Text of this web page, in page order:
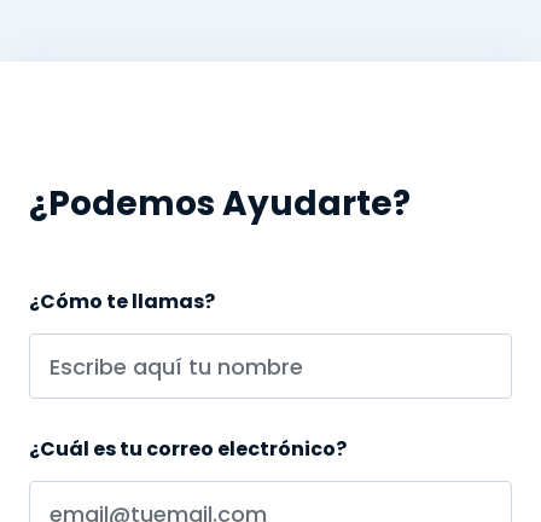
¿Podemos Ayudarte?
¿Cómo te llamas?
¿Cuál es tu correo electrónico?